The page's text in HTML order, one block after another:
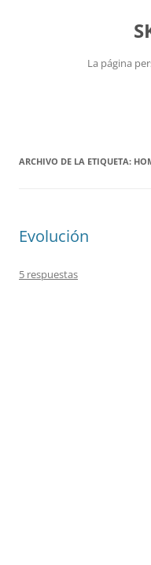
La página
ARCHIVO DE LA ETIQUETA:
Evolución
5 respuestas